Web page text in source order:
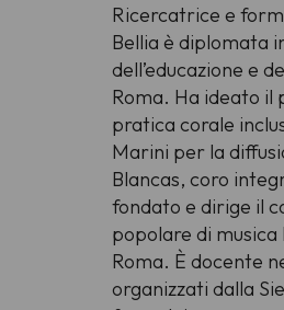
Ricercatrice e
Bellia è diplomata
dell’educazione e
Roma. Ha ideato il
pratica corale
Marini per la
Blancas, coro
fondato e dirige il
popolare di musica
Roma. È docente
organizzati dalla